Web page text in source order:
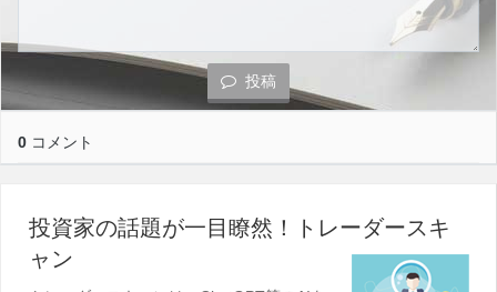
投稿
0 コメント
投資家の話題が一目瞭然！トレーダースキ
ャン